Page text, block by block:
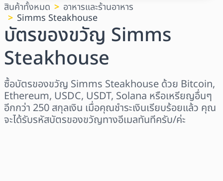
สินค้าทั้งหมด
อาหารและร้านอาหาร
Simms Steakhouse
บัตรของขวัญ Simms
Steakhouse
ซื้อบัตรของขวัญ Simms Steakhouse ด้วย Bitcoin,
Ethereum, USDC, USDT, Solana หรือเหรียญอื่นๆ
อีกกว่า 250 สกุลเงิน เมื่อคุณชำระเงินเรียบร้อยแล้ว คุณ
จะได้รับรหัสบัตรของขวัญทางอีเมลทันทีครับ/ค่ะ